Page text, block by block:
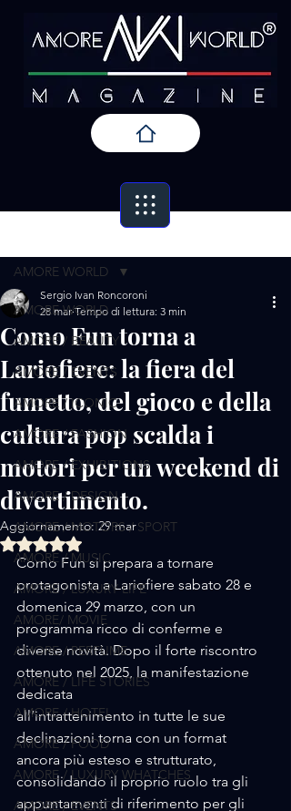
AMORE WORLD
AMORE / BEAUTY
AMORE / EVENTS
AMORE / ICONIC
AMORE / FASHION
AMORE / EXHIBITIONS
AMORE / DESIGN
AMORE / MOTORS / SPORT
AMORE / MUSIC
AMORE / LUXURY LIFE
AMORE/ MOVIE
AMORE / PERFUME
AMORE / LIFE STORIES
AMORE / HOTEL
AMORE / FOOD
AMORE / LUXURY WHATCHES
AMORE / EVENTS
AMORE WORLD
Como Fun torna a
Lariofiere: la fiera del
fumetto, del gioco e della
cultura pop scalda i
motori per un weekend di
divertimento.
Sergio Ivan Roncoroni
28 mar Tempo di lettura: 3 min
Aggiornamento:29 mar
Valutazione NaN stelle su 5.
Como Fun si prepara a tornare
protagonista a Lariofiere sabato 28 e
domenica 29 marzo, con un
programma ricco di conferme e
diverse novità. Dopo il forte riscontro
ottenuto nel 2025, la manifestazione
dedicata
all’intrattenimento in tutte le sue
declinazioni torna con un format
ancora più esteso e strutturato,
consolidando il proprio ruolo tra gli
appuntamenti di riferimento per gli